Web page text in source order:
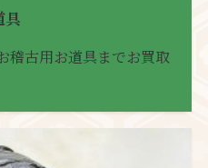
具
稽古用お道具までお買取